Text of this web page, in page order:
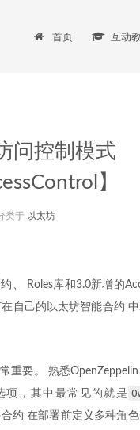
首页 互动
问控制模式
】
类于 以太坊
、 Roles库和3.0新增的
自己的以太坊智能合约
重要。 熟悉
项，其中最常见的就是
约 在部署前定义多种角